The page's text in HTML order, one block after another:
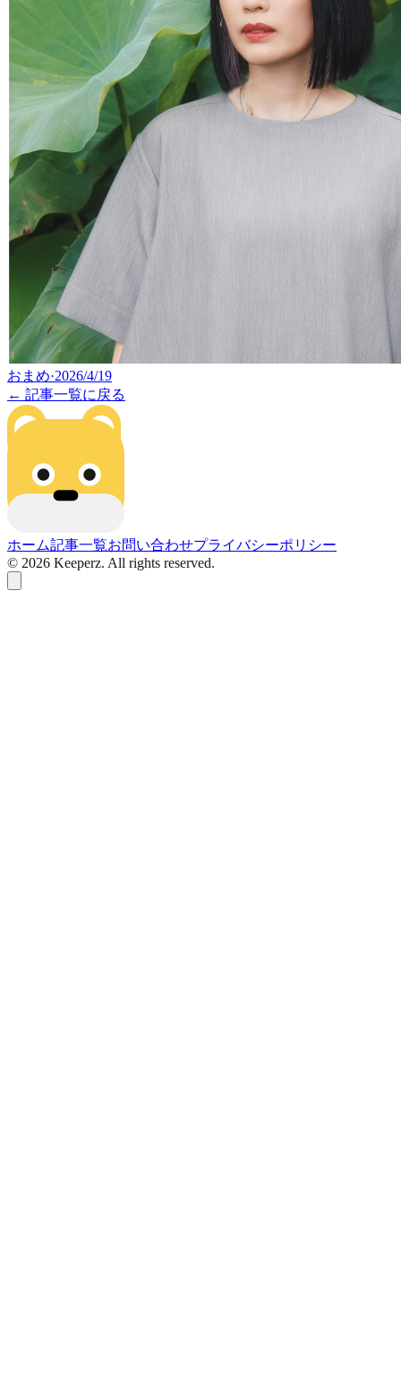
おまめ·2026/4/19
← 記事一覧に戻る
ホーム記事一覧お問い合わせプライバシーポリシー
© 2026 Keeperz. All rights reserved.